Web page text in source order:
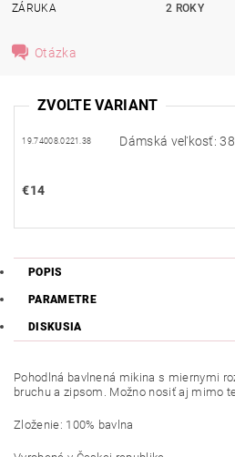
ZÁRUKA
2 ROKY
Otázka
ZVOĽTE VARIANT
19.74008.0221.38 Dámská veľkosť: 38
€14
POPIS
PARAMETRE
DISKUSIA
Pohodlná bavlnená mikina s miernymi
bruchu a zipsom. Možno nosiť aj mimo
Zloženie: 100% bavlna